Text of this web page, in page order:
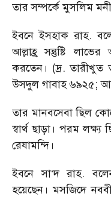
তার সম্পর্কে মুসলিম
ইবনে ইসহাক রাহ.
আল্লাহ্র সন্তুষ্টি
করতেন। (দ্র.
উসদুল গাবাহ ৬৯২৫;
তার মানবসেবা ছিল
স্বার্থ ছাড়া। পরম
রেযামন্দি।
ইবনে সা‘দ রাহ.
হয়েছেন। মসজিদে